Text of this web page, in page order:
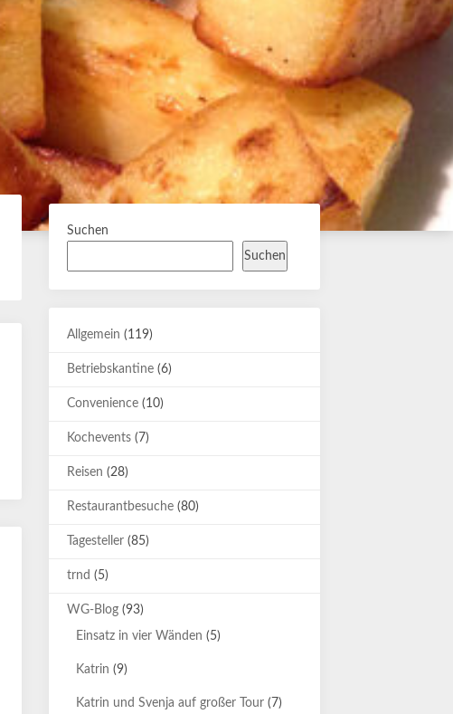
Suchen
Suchen
Allgemein (119)
Betriebskantine (6)
Convenience (10)
Kochevents (7)
Reisen (28)
Restaurantbesuche (80)
Tagesteller (85)
trnd (5)
WG-Blog (93)
Einsatz in vier Wänden (5)
Katrin (9)
Katrin und Svenja auf großer Tour (7)